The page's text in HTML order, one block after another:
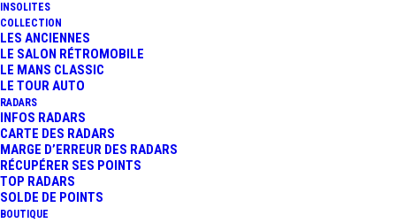
INSOLITES
COLLECTION
LES ANCIENNES
LE SALON RÉTROMOBILE
LE MANS CLASSIC
LE TOUR AUTO
RADARS
INFOS RADARS
CARTE DES RADARS
MARGE D’ERREUR DES RADARS
RÉCUPÉRER SES POINTS
TOP RADARS
SOLDE DE POINTS
BOUTIQUE
DOUBLÉS AU GP D'ABU DHABI
1 Minutes